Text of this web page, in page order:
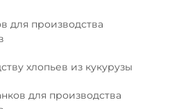
для производства
хлопьев из кукурузы
для производства